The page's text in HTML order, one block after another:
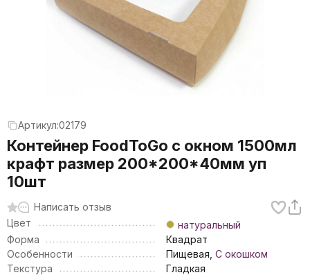
Артикул:02179
Контейнер FoodToGo с окном 1500мл
крафт размер 200*200*40мм уп
10шт
Написать отзыв
Цвет
натуральный
Форма
Квадрат
Особенности
Пищевая, С окошком
Текстура
Гладкая